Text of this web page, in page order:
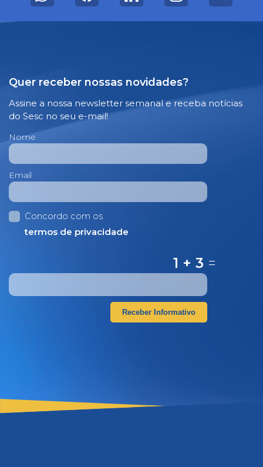
Quer receber nossas novidades?
Assine a nossa newsletter semanal e receba notícias
do Sesc no seu e-mail!
Nome
Email
Concordo com os
termos de privacidade
1 + 3 =
Receber Informativo